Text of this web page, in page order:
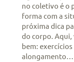
no coletivo é o
forma com a
próxima dica
do corpo. Aqui,
bem:
alongamento…